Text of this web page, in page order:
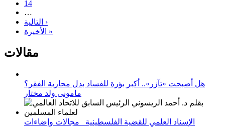
14
…
التالية ›
الأخيرة »
مقالات
هل أصبحت «تآزر».. أكبر بؤرة للفساد بدل محاربة الفقر؟
مامونى ولد مختار
الإسناد العلمي للقضية الفلسطينية_ مجالات وإضاءات